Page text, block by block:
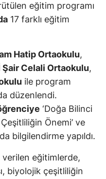
eğitim programı
17 farklı eğitim
Hatip Ortaokulu,
Şair Celali Ortaokulu,
ile program
düzenlendi.
‘Doğa Bilinci
Çeşitliliğin Önemi’ ve
bilgilendirme yapıldı.
verilen eğitimlerde,
biyolojik çeşitliliğin